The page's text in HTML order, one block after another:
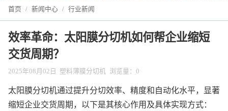
首页 / 新闻中心 / 行业新闻
效率革命：太阳膜分切机如何帮企业缩短
交货周期？
2025年08月02日 塑料薄膜分切机 浏览量： 0
太阳膜分切机通过提升分切效率、精度和自动化水平，显著
缩短企业交货周期，以下是其核心作用及具体实现方式：